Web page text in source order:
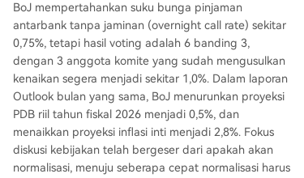
BoJ mempertahankan suku bunga pinjaman
antarbank tanpa jaminan (overnight call rate) sekitar
0,75%, tetapi hasil voting adalah 6 banding 3,
dengan 3 anggota komite yang sudah mengusulkan
kenaikan segera menjadi sekitar 1,0%. Dalam laporan
Outlook bulan yang sama, BoJ menurunkan proyeksi
PDB riil tahun fiskal 2026 menjadi 0,5%, dan
menaikkan proyeksi inflasi inti menjadi 2,8%. Fokus
diskusi kebijakan telah bergeser dari apakah akan
normalisasi, menuju seberapa cepat normalisasi harus